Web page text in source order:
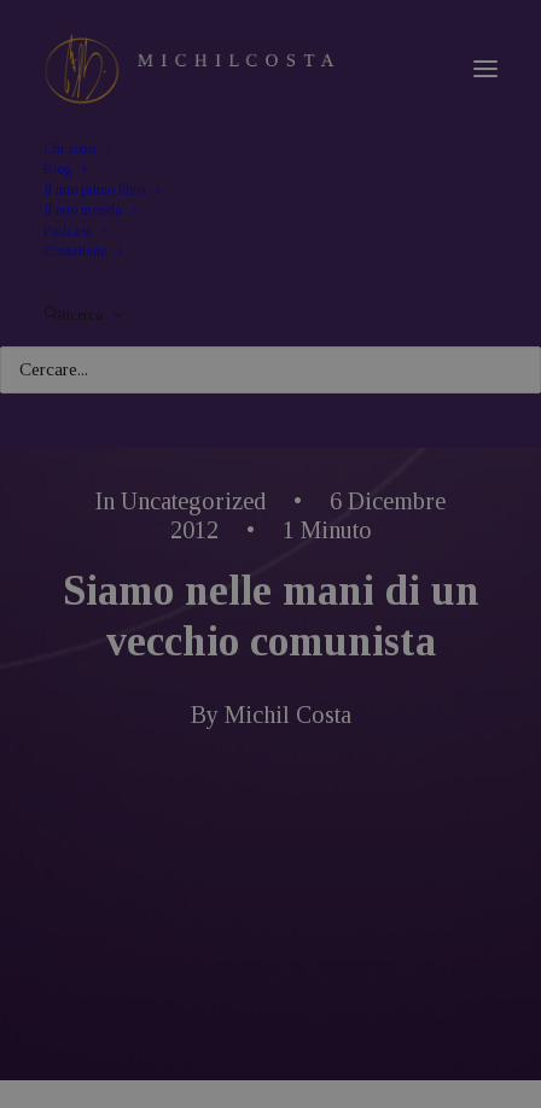
Chi sono
Blog
Il mio primo libro
Il mio mondo
Podcast
Contattami
Ricerca
In Uncategorized •
6 Dicembre
2012
• 1 Minuto
Siamo nelle mani di un
vecchio comunista
By Michil Costa